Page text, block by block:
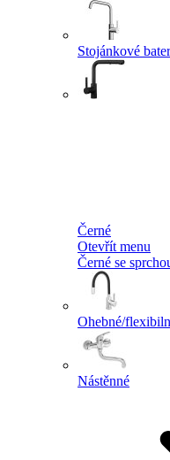
Stojánkové
Černé
Otevřít menu
Černé se
Ohebné/
Nástěnné